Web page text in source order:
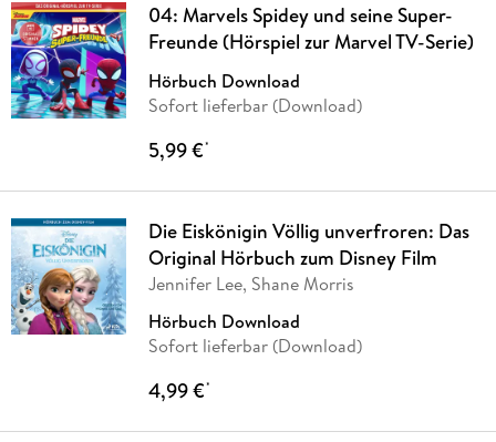
04: Marvels Spidey und seine Super-
Freunde (Hörspiel zur Marvel TV-Serie)
Hörbuch Download
Sofort lieferbar (Download)
5,99 €*
Die Eiskönigin Völlig unverfroren: Das
Original Hörbuch zum Disney Film
Jennifer Lee, Shane Morris
Hörbuch Download
Sofort lieferbar (Download)
4,99 €*